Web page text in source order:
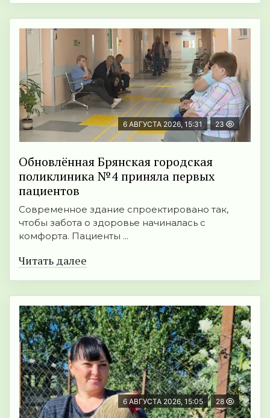
6 АВГУСТА 2026, 15:31 23
Обновлённая Брянская городская
поликлиника №4 приняла первых
пациентов
Современное здание спроектировано так,
чтобы забота о здоровье начиналась с
комфорта. Пациенты ...
Читать далее
6 АВГУСТА 2026, 15:05 28